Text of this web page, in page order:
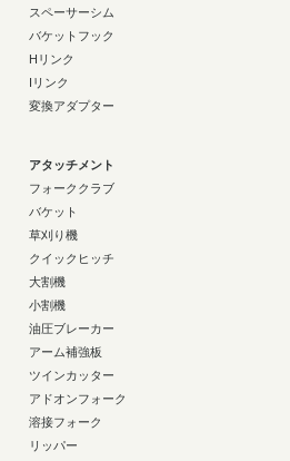
スペーサーシム
バケットフック
Hリンク
Iリンク
変換アダプター
アタッチメント
フォーククラブ
バケット
草刈り機
クイックヒッチ
大割機
小割機
油圧ブレーカー
アーム補強板
ツインカッター
アドオンフォーク
溶接フォーク
リッパー